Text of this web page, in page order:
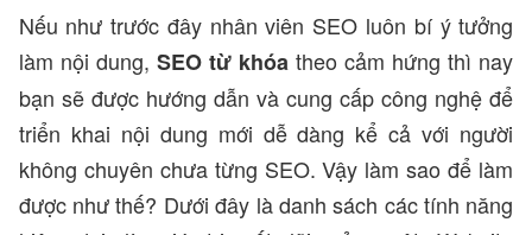
Nếu như trước đây nhân viên SEO luôn bí ý tưởng
làm nội dung, SEO từ khóa theo cảm hứng thì nay
bạn sẽ được hướng dẫn và cung cấp công nghệ để
triển khai nội dung mới dễ dàng kể cả với người
không chuyên chưa từng SEO. Vậy làm sao để làm
được như thế? Dưới đây là danh sách các tính năng